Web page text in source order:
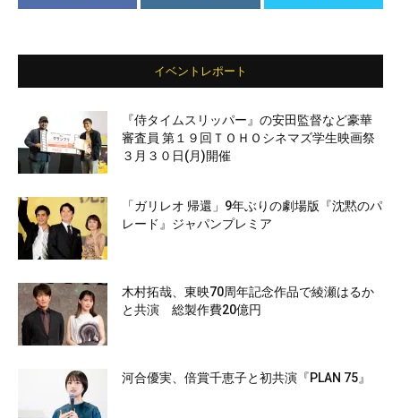
イベントレポート
『侍タイムスリッパー』の安田監督など豪華
審査員 第１９回ＴＯＨＯシネマズ学生映画祭
３月３０日(月)開催
「ガリレオ 帰還」9年ぶりの劇場版『沈黙のパ
レード』ジャパンプレミア
木村拓哉、東映70周年記念作品で綾瀬はるか
と共演 総製作費20億円
河合優実、倍賞千恵子と初共演『PLAN 75』